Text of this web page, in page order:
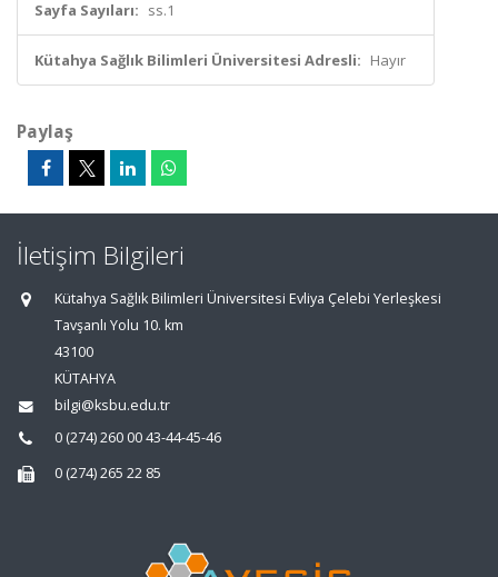
Sayfa Sayıları: ss.1
Kütahya Sağlık Bilimleri Üniversitesi Adresli: Hayır
Paylaş
İletişim Bilgileri
Kütahya Sağlık Bilimleri Üniversitesi Evliya Çelebi Yerleşkesi
Tavşanlı Yolu 10. km
43100
KÜTAHYA
bilgi@ksbu.edu.tr
0 (274) 260 00 43-44-45-46
0 (274) 265 22 85